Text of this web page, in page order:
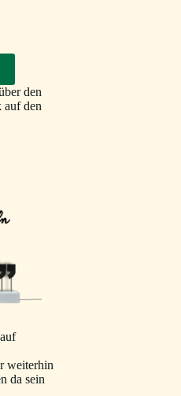
den
den
weiterhin
da sein